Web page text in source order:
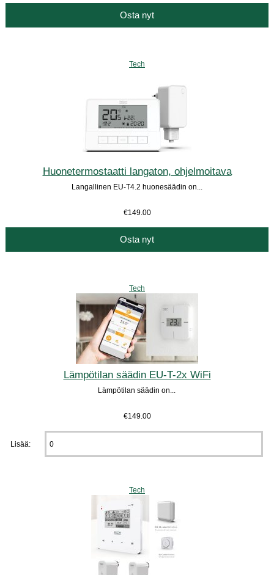
Osta nyt
Tech
Huonetermostaatti langaton, ohjelmoitava
Langallinen EU-T4.2 huonesäädin on...
€149.00
Osta nyt
Tech
Lämpötilan säädin EU-T-2x WiFi
Lämpötilan säädin on...
€149.00
Lisää:
Tech